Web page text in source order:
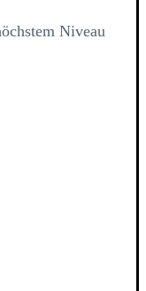
Niveau